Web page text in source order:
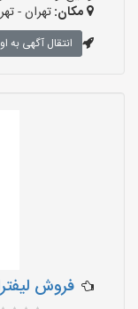
مکان:تهران -
انتقال آگهی به
فروش